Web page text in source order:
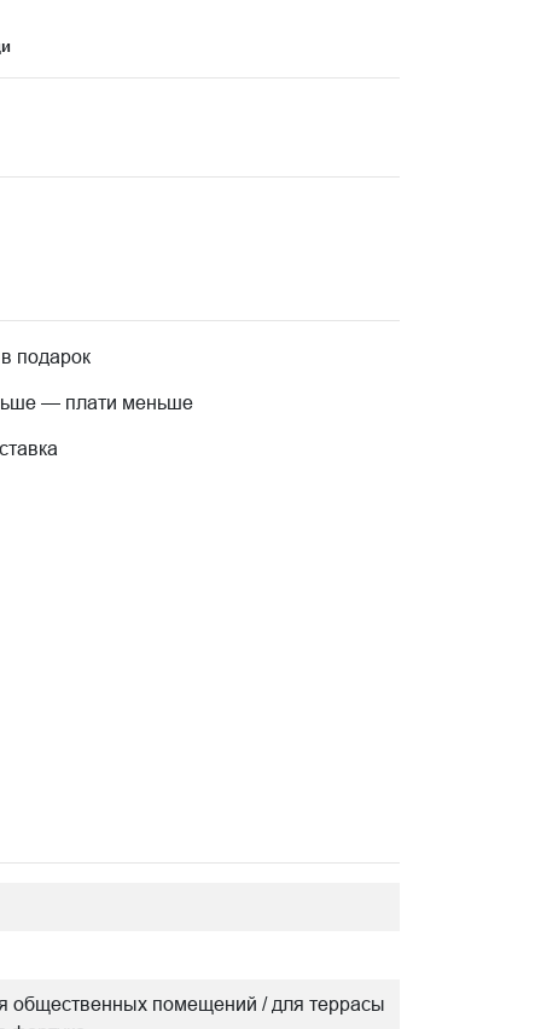
подарок
— плати меньше
общественных помещений / для террасы